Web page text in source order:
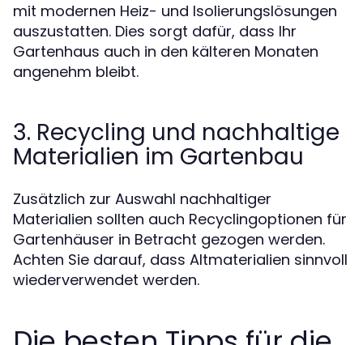
mit modernen Heiz- und Isolierungslösungen
auszustatten. Dies sorgt dafür, dass Ihr
Gartenhaus auch in den kälteren Monaten
angenehm bleibt.
3. Recycling und nachhaltige
Materialien im Gartenbau
Zusätzlich zur Auswahl nachhaltiger
Materialien sollten auch Recyclingoptionen für
Gartenhäuser in Betracht gezogen werden.
Achten Sie darauf, dass Altmaterialien sinnvoll
wiederverwendet werden.